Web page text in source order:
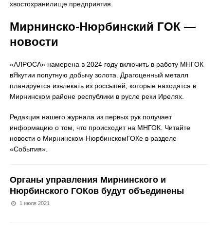
хвостохранилище предприятия.
Мирнинско-Нюрбинский ГОК —
новости
«АЛРОСА» намерена в 2024 году включить в работу МНГОК
вЯкутии попутную добычу золота. Драгоценный металл
планируется извлекать из россыпей, которые находятся в
Мирнинском районе республики в русле реки Ирелях.
Редакция нашего журнала из первых рук получает
информацию о том, что происходит на МНГОК. Читайте
новости о Мирнинском-НюрбинскомГОКе в разделе
«События».
Органы управления Мирнинского и
Нюрбинского ГОКов будут объединены
1 июля 2021